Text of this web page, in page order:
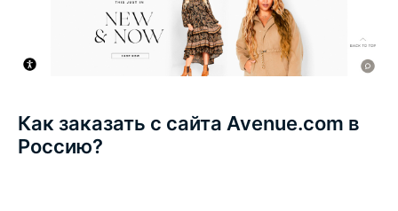
Как заказать с сайта Avenue.com в
Россию?